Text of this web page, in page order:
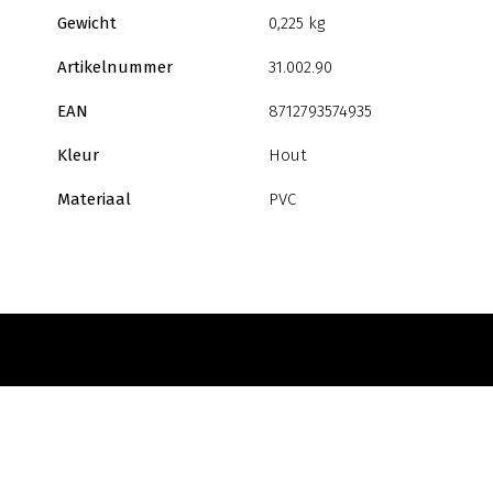
Gewicht 0,225 kg
Artikelnummer 31.002.90
EAN 8712793574935
Kleur Hout
Materiaal PVC